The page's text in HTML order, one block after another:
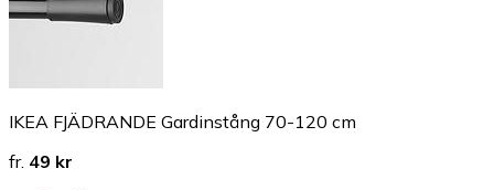
IKEA FJÄDRANDE Gardinstång 70-120 cm
fr. 49 kr